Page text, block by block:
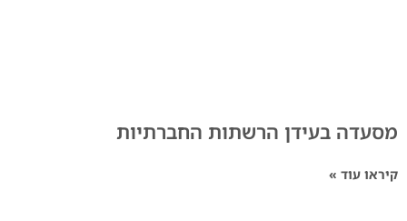
מסעדה בעידן הרשתות החברתיות
קיראו עוד »